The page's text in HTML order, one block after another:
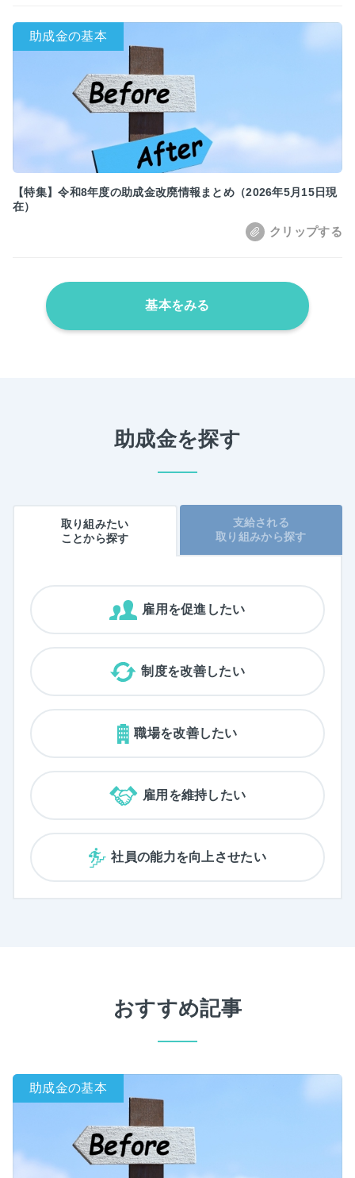
【特集】令和8年度の助成金改廃情報まとめ（2026年5月15日現
在）
基本をみる
助成金を探す
取り組みたい
ことから探す
支給される
取り組みから探す
雇用を促進したい
制度を改善したい
職場を改善したい
雇用を維持したい
社員の能力を向上させたい
おすすめ記事